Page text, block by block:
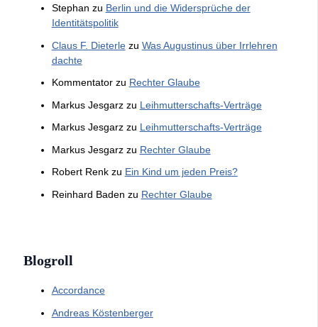
Stephan zu Berlin und die Widersprüche der
Identitätspolitik
Claus F. Dieterlezu Was Augustinus über Irrlehren
dachte
Kommentatorzu Rechter Glaube
Markus Jesgarzzu Leihmutterschafts-Verträge
Markus Jesgarzzu Leihmutterschafts-Verträge
Markus Jesgarzzu Rechter Glaube
Robert Renkzu Ein Kind um jeden Preis?
Reinhard Baden zu Rechter Glaube
Blogroll
Accordance
Andreas Köstenberger